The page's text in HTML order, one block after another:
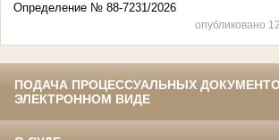
Определение № 88-7231/2026
опубликовано
ПОДАЧА ПРОЦЕССУАЛЬНЫХ
ЭЛЕКТРОННОМ ВИДЕ